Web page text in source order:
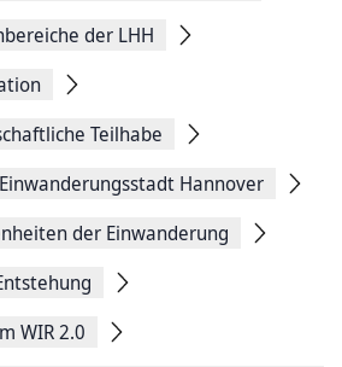
der LHH
Teilhabe
Einwanderungsstadt Hannover
der Einwanderung
WIR 2.0